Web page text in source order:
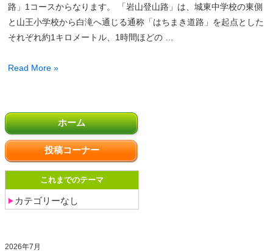
ホーム
投稿コーナー
これまでのテーマ
カテゴリーなし
2026年7月
コ
ー
ス
路」1コースからなります。 「岩山登山路」は、城東中学校の東側
と山王小学校から白滝へ通じる通称「はちまき道路」を起点とした
それぞれ約1キロメートル、1時間ほどの …
岩
策
路
Read More »
稿
の
ペ
ー